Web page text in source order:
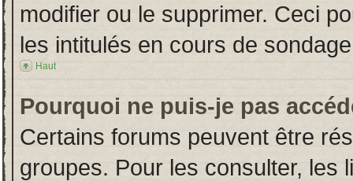
modifier ou le supprimer. Ceci
les intitulés en cours de
Haut
Pourquoi ne puis-je pas
Certains forums peuvent être
groupes. Pour les consulter, les